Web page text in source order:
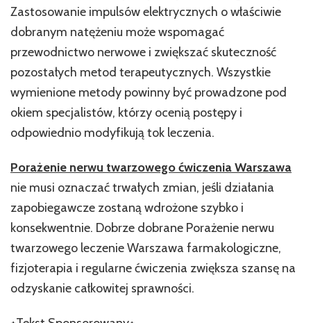
Zastosowanie impulsów elektrycznych o właściwie
dobranym natężeniu może wspomagać
przewodnictwo nerwowe i zwiększać skuteczność
pozostałych metod terapeutycznych. Wszystkie
wymienione metody powinny być prowadzone pod
okiem specjalistów, którzy ocenią postępy i
odpowiednio modyfikują tok leczenia.
Porażenie nerwu twarzowego ćwiczenia Warszawa
nie musi oznaczać trwałych zmian, jeśli działania
zapobiegawcze zostaną wdrożone szybko i
konsekwentnie. Dobrze dobrane Porażenie nerwu
twarzowego leczenie Warszawa farmakologiczne,
fizjoterapia i regularne ćwiczenia zwiększa szansę na
odzyskanie całkowitej sprawności.